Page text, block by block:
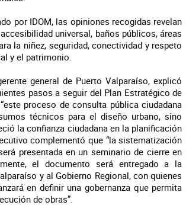
por IDOM, las opiniones recogidas revelan
universal, baños públicos, áreas
la niñez, seguridad, conectividad y respeto
y el patrimonio.
general de Puerto Valparaíso, explicó
pasos a seguir del Plan Estratégico de
proceso de consulta pública ciudadana
técnicos para el diseño urbano, sino
la confianza ciudadana en la planificación
complementó que “la sistematización
presentada en un seminario de cierre en
el documento será entregado a la
y al Gobierno Regional, con quienes
en definir una gobernanza que permita
de obras”.